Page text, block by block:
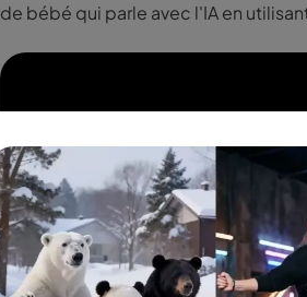
de bébé qui parle avec l'IA en